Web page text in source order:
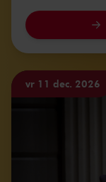
vr 11 dec. 2026